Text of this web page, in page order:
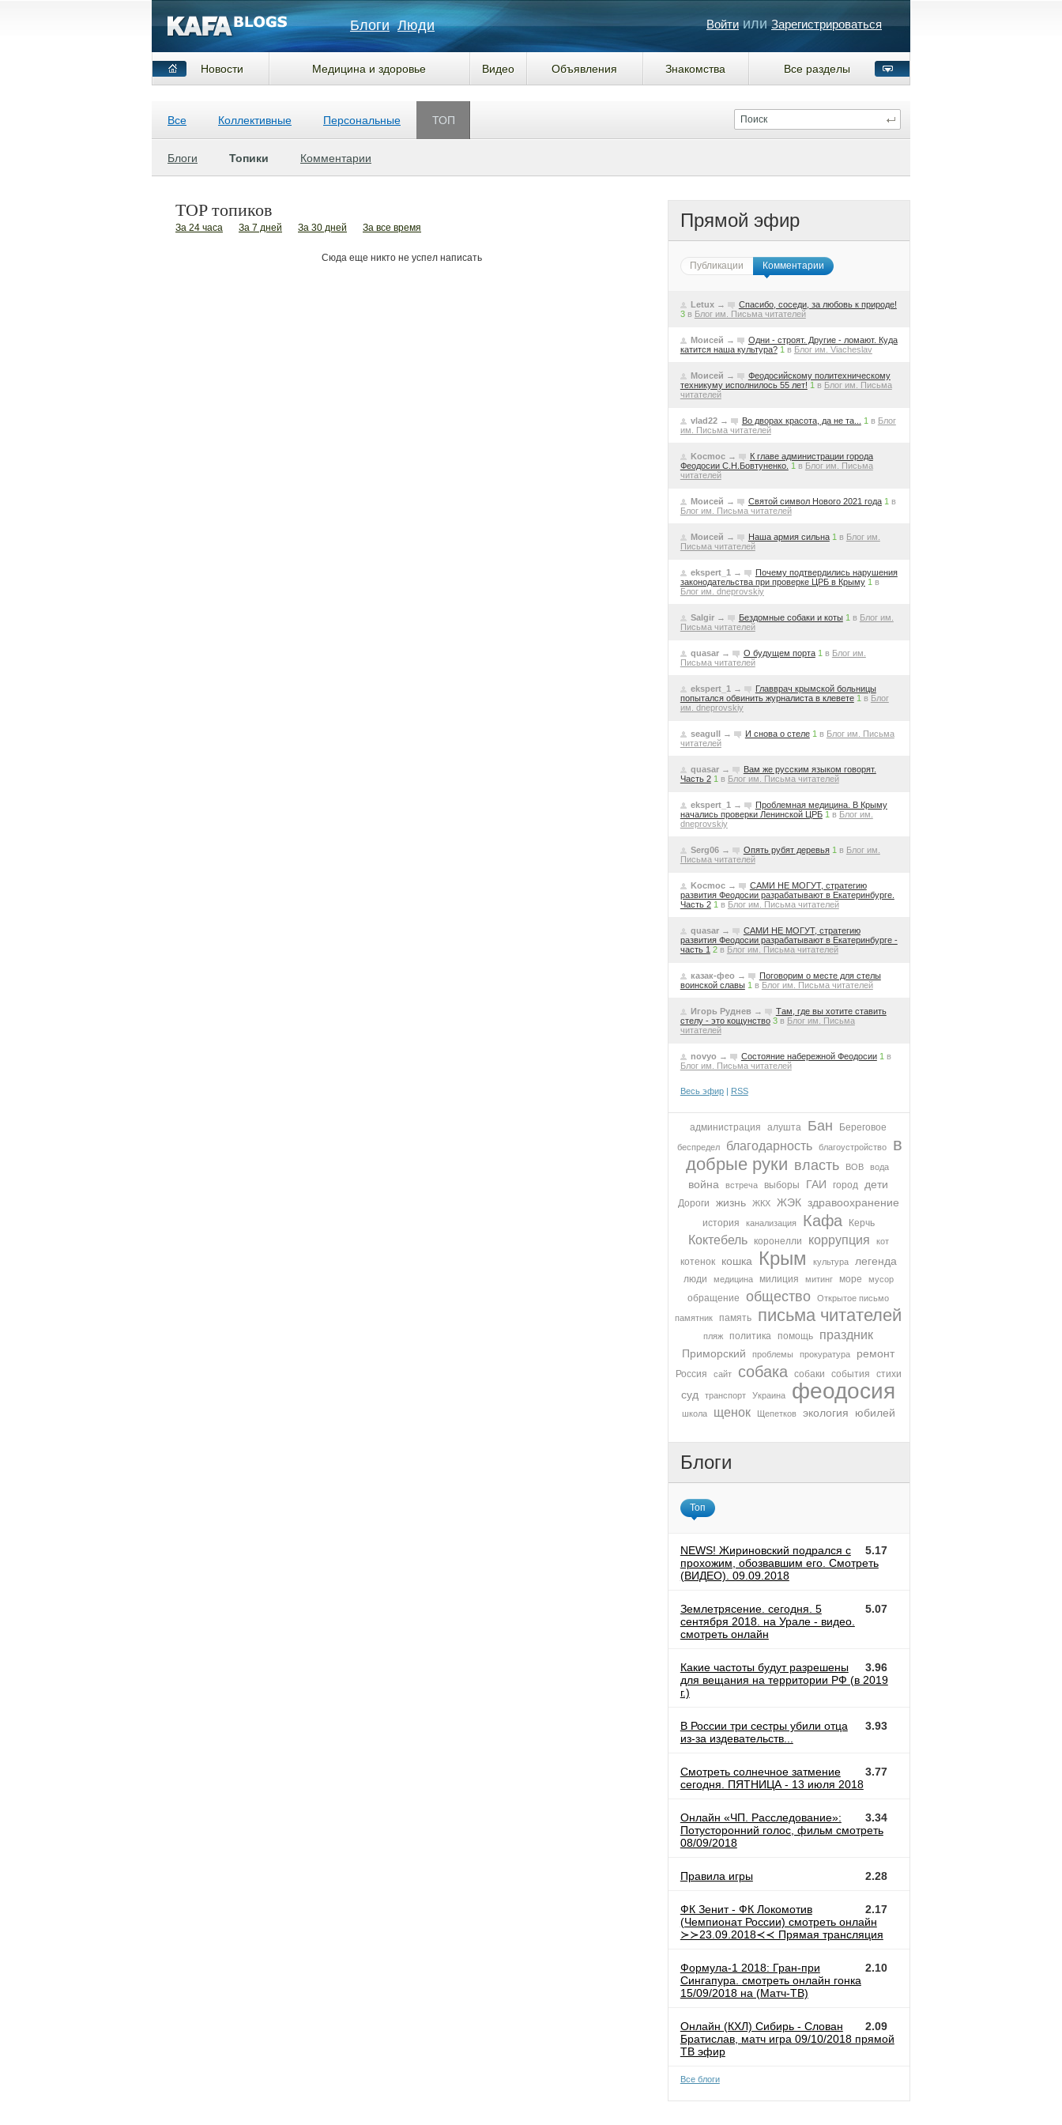
Блоги Люди ВойтиилиЗарегистрироваться
Новости Медицина и здоровье Видео Объявления Знакомства Все разделы
Все Коллективные Персональные ТОП
Блоги Топики Комментарии
TOP топиков
За 24 часа За 7 дней За 30 дней За все время
Сюда еще никто не успел написать
Прямой эфир
Публикации Комментарии
Letux→
Спасибо, соседи, за любовь к природе!
3в Блог им. Письма читателей
Моисей →
Одни - строят. Другие - ломают. Куда
катится наша культура? 1 в Блог им. Viacheslav
Моисей →
Феодосийскому политехническому
техникуму исполнилось 55 лет! 1 в Блог им. Письма
читателей
vlad22→ Во дворах красота, да не та... 1 в Блог
им. Письма читателей
Kocmoc→
К главе администрации города
Феодосии С.Н.Бовтуненко. 1 в Блог им. Письма
читателей
Моисей → Святой символ Нового 2021 года 1 в
Блог им. Письма читателей
Моисей → Наша армия сильна 1 в Блог им.
Письма читателей
ekspert_1 →
Почему подтвердились нарушения
законодательства при проверке ЦРБ в Крыму 1 в
Блог им. dneprovskiy
Salgir→ Бездомные собаки и коты 1 в Блог им.
Письма читателей
quasar→ О будущем порта 1 в Блог им.
Письма читателей
ekspert_1 →
Главврач крымской больницы
попытался обвинить журналиста в клевете 1 в Блог
им. dneprovskiy
seagull→ И снова о стеле 1 в Блог им. Письма
читателей
quasar→
Вам же русским языком говорят.
Часть 2 1 в Блог им. Письма читателей
ekspert_1 →
Проблемная медицина. В Крыму
начались проверки Ленинской ЦРБ 1 в Блог им.
dneprovskiy
Serg06→ Опять рубят деревья 1 в Блог им.
Письма читателей
Kocmoc→
САМИ НЕ МОГУТ, стратегию
развития Феодосии разрабатывают в Екатеринбурге.
Часть 2 1 в Блог им. Письма читателей
quasar→
САМИ НЕ МОГУТ, стратегию
развития Феодосии разрабатывают в Екатеринбурге -
часть 1 2в Блог им. Письма читателей
казак-фео →
Поговорим о месте для стелы
воинской славы 1 в Блог им. Письма читателей
Игорь Руднев →
Там, где вы хотите ставить
стелу - это кощунство 3в Блог им. Письма
читателей
novyo → Состояние набережной Феодосии 1 в
Блог им. Письма читателей
Весь эфир| RSS
администрация алушта Бан Береговое
беспредел благодарность благоустройство
в
добрые руки власть ВОВ вода
война встреча выборы ГАИ город дети
Дороги жизнь ЖКХ ЖЭК здравоохранение
история канализация Кафа Керчь
Коктебель коронелли коррупция кот
котенок кошка Крым культура легенда
люди медицина милиция митинг море мусор
обращение общество Открытое письмо
памятник память письма читателей
пляж политика помощь праздник
Приморский проблемы прокуратура ремонт
Россия сайт собака собаки события стихи
суд транспорт Украина феодосия
школа щенок Щепетков экология юбилей
Блоги
Топ
5.17
NEWS! Жириновский подрался с
прохожим, обозвавшим его. Смотреть
(ВИДЕО). 09.09.2018
5.07
Землетрясение. сегодня. 5
сентября 2018. на Урале - видео.
смотреть онлайн
3.96
Какие частоты будут разрешены
для вещания на территории РФ (в 2019
г.)
3.93
В России три сестры убили отца
из-за издевательств...
3.77
Смотреть солнечное затмение
сегодня. ПЯТНИЦА - 13 июля 2018
3.34
Онлайн «ЧП. Расследование»:
Потусторонний голос, фильм смотреть
08/09/2018
2.28
Правила игры
2.17
ФК Зенит - ФК Локомотив
(Чемпионат России) смотреть онлайн
≻≻23.09.2018≺≺ Прямая трансляция
2.10
Формула-1 2018: Гран-при
Сингапура. смотреть онлайн гонка
15/09/2018 на (Матч-ТВ)
2.09
Онлайн (КХЛ) Сибирь - Слован
Братислав, матч игра 09/10/2018 прямой
ТВ эфир
Все блоги